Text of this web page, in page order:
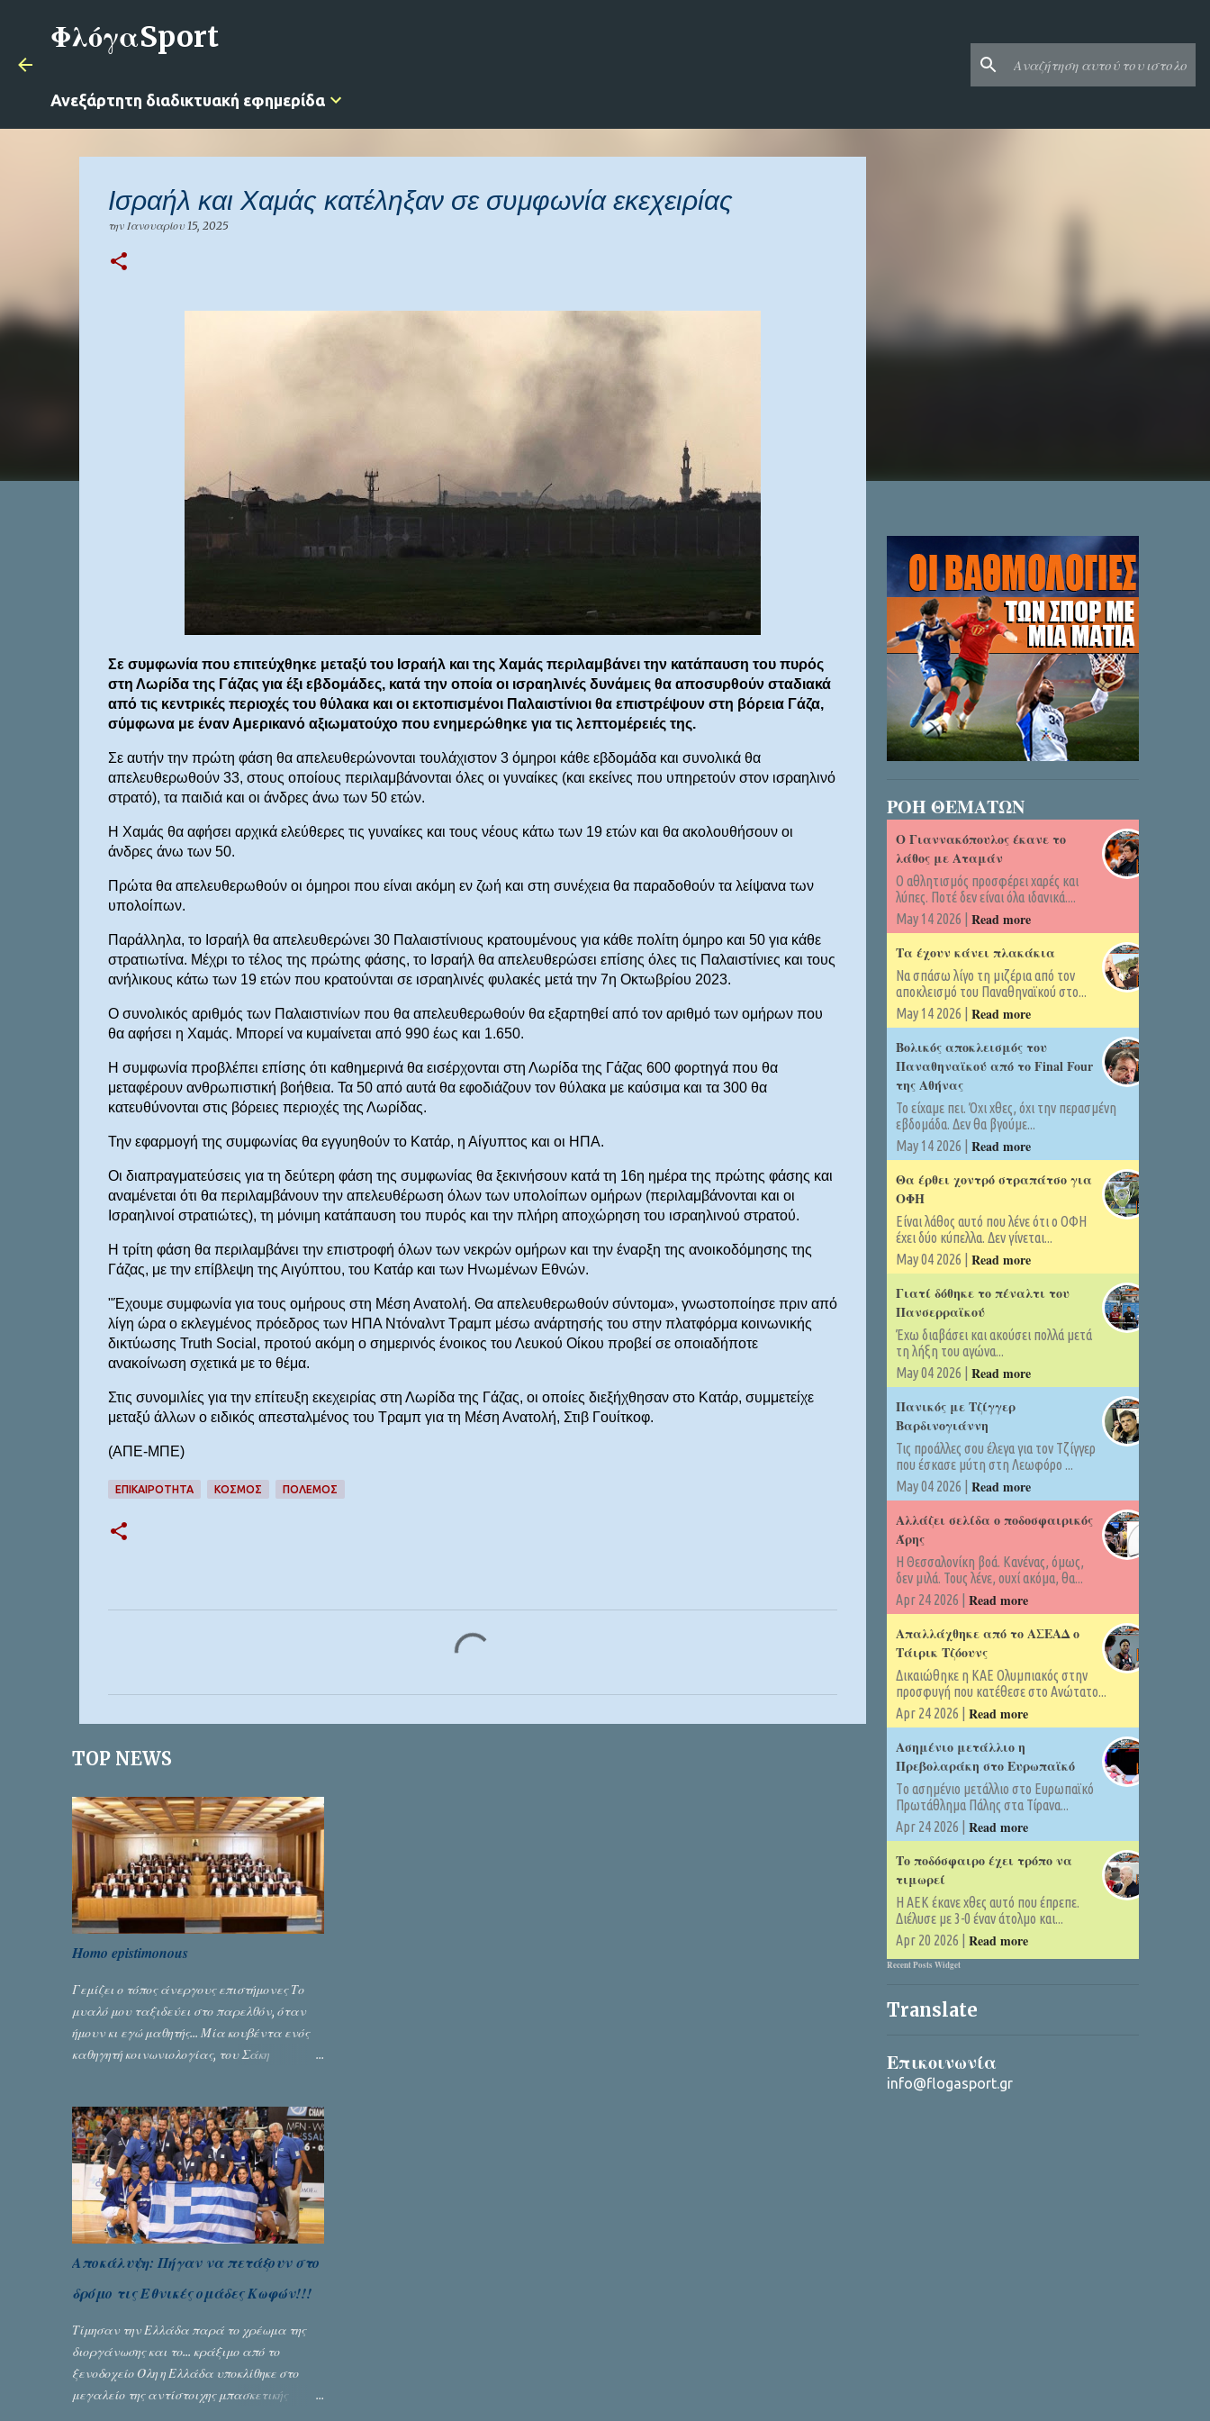
ΦλόγαSport
Ανεξάρτητη διαδικτυακή εφημερίδα
Ισραήλ και Χαμάς κατέληξαν σε συμφωνία εκεχειρίας
την Ιανουαρίου 15, 2025
Σε συμφωνία που επιτεύχθηκε μεταξύ του Ισραήλ και της Χαμάς περιλαμβάνει την κατάπαυση του πυρός
στη Λωρίδα της Γάζας για έξι εβδομάδες, κατά την οποία οι ισραηλινές δυνάμεις θα αποσυρθούν σταδιακά
από τις κεντρικές περιοχές του θύλακα και οι εκτοπισμένοι Παλαιστίνιοι θα επιστρέψουν στη βόρεια Γάζα,
σύμφωνα με έναν Αμερικανό αξιωματούχο που ενημερώθηκε για τις λεπτομέρειές της.
Σε αυτήν την πρώτη φάση θα απελευθερώνονται τουλάχιστον 3 όμηροι κάθε εβδομάδα και συνολικά θα
απελευθερωθούν 33, στους οποίους περιλαμβάνονται όλες οι γυναίκες (και εκείνες που υπηρετούν στον ισραηλινό
στρατό), τα παιδιά και οι άνδρες άνω των 50 ετών.
Η Χαμάς θα αφήσει αρχικά ελεύθερες τις γυναίκες και τους νέους κάτω των 19 ετών και θα ακολουθήσουν οι
άνδρες άνω των 50.
Πρώτα θα απελευθερωθούν οι όμηροι που είναι ακόμη εν ζωή και στη συνέχεια θα παραδοθούν τα λείψανα των
υπολοίπων.
Παράλληλα, το Ισραήλ θα απελευθερώνει 30 Παλαιστίνιους κρατουμένους για κάθε πολίτη όμηρο και 50 για κάθε
στρατιωτίνα. Μέχρι το τέλος της πρώτης φάσης, το Ισραήλ θα απελευθερώσει επίσης όλες τις Παλαιστίνιες και τους
ανήλικους κάτω των 19 ετών που κρατούνται σε ισραηλινές φυλακές μετά την 7η Οκτωβρίου 2023.
Ο συνολικός αριθμός των Παλαιστινίων που θα απελευθερωθούν θα εξαρτηθεί από τον αριθμό των ομήρων που
θα αφήσει η Χαμάς. Μπορεί να κυμαίνεται από 990 έως και 1.650.
Η συμφωνία προβλέπει επίσης ότι καθημερινά θα εισέρχονται στη Λωρίδα της Γάζας 600 φορτηγά που θα
μεταφέρουν ανθρωπιστική βοήθεια. Τα 50 από αυτά θα εφοδιάζουν τον θύλακα με καύσιμα και τα 300 θα
κατευθύνονται στις βόρειες περιοχές της Λωρίδας.
Την εφαρμογή της συμφωνίας θα εγγυηθούν το Κατάρ, η Αίγυπτος και οι ΗΠΑ.
Οι διαπραγματεύσεις για τη δεύτερη φάση της συμφωνίας θα ξεκινήσουν κατά τη 16η ημέρα της πρώτης φάσης και
αναμένεται ότι θα περιλαμβάνουν την απελευθέρωση όλων των υπολοίπων ομήρων (περιλαμβάνονται και οι
Ισραηλινοί στρατιώτες), τη μόνιμη κατάπαυση του πυρός και την πλήρη αποχώρηση του ισραηλινού στρατού.
Η τρίτη φάση θα περιλαμβάνει την επιστροφή όλων των νεκρών ομήρων και την έναρξη της ανοικοδόμησης της
Γάζας, με την επίβλεψη της Αιγύπτου, του Κατάρ και των Ηνωμένων Εθνών.
"Έχουμε συμφωνία για τους ομήρους στη Μέση Ανατολή. Θα απελευθερωθούν σύντομα», γνωστοποίησε πριν από
λίγη ώρα ο εκλεγμένος πρόεδρος των ΗΠΑ Ντόναλντ Τραμπ μέσω ανάρτησής του στην πλατφόρμα κοινωνικής
δικτύωσης Truth Social, προτού ακόμη ο σημερινός ένοικος του Λευκού Οίκου προβεί σε οποιαδήποτε
ανακοίνωση σχετικά με το θέμα.
Στις συνομιλίες για την επίτευξη εκεχειρίας στη Λωρίδα της Γάζας, οι οποίες διεξήχθησαν στο Κατάρ, συμμετείχε
μεταξύ άλλων ο ειδικός απεσταλμένος του Τραμπ για τη Μέση Ανατολή, Στιβ Γουίτκοφ.
(ΑΠΕ-ΜΠΕ)
ΕΠΙΚΑΙΡΟΤΗΤΑ ΚΟΣΜΟΣ ΠΟΛΕΜΟΣ
α
TOP NEWS
Homo epistimonous
Γεμίζει ο τόπος άνεργους επιστήμονες Το
μυαλό μου ταξιδεύει στο παρελθόν, όταν
ήμουν κι εγώ μαθητής... Μία κουβέντα ενός
καθηγητή κοινωνιολογίας, του Σάκη
Γράφει ο Σταύρος Αλευρογιάννης
Αποκάλυψη: Πήγαν να πετάξουν στο
δρόμο τις Εθνικές ομάδες Κωφών!!!
Τίμησαν την Ελλάδα παρά το χρέωμα της
διοργάνωσης και το... κράξιμο από το
ξενοδοχείο Όλη η Ελλάδα υποκλίθηκε στο
μεγαλείο της αντίστοιχης μπασκετικής
ΡΟΗ ΘΕΜΑΤΩΝ
Ο Γιαννακόπουλος έκανε το
λάθος με Αταμάν
Ο αθλητισμός προσφέρει χαρές και
λύπες. Ποτέ δεν είναι όλα ιδανικά....
May 14 2026 | Read more
Τα έχουν κάνει πλακάκια
Να σπάσω λίγο τη μιζέρια από τον
αποκλεισμό του Παναθηναϊκού στο...
May 14 2026 | Read more
Βολικός αποκλεισμός του
Παναθηναϊκού από το Final Four
της Αθήνας
Το είχαμε πει. Όχι χθες, όχι την περασμένη
εβδομάδα. Δεν θα βγούμε...
May 14 2026 | Read more
Θα έρθει χοντρό στραπάτσο για
ΟΦΗ
Είναι λάθος αυτό που λένε ότι ο ΟΦΗ
έχει δύο κύπελλα. Δεν γίνεται...
May 04 2026 | Read more
Γιατί δόθηκε το πέναλτι του
Πανσερραϊκού
Έχω διαβάσει και ακούσει πολλά μετά
τη λήξη του αγώνα...
May 04 2026 | Read more
Πανικός με Τζίγγερ
Βαρδινογιάννη
Τις προάλλες σου έλεγα για τον Τζίγγερ
που έσκασε μύτη στη Λεωφόρο ...
May 04 2026 | Read more
Αλλάζει σελίδα ο ποδοσφαιρικός
Άρης
Η Θεσσαλονίκη βοά. Κανένας, όμως,
δεν μιλά. Τους λένε, ουχί ακόμα, θα...
Apr 24 2026 | Read more
Απαλλάχθηκε από το ΑΣΕΑΔ ο
Τάιρικ Τζόουνς
Δικαιώθηκε η ΚΑΕ Ολυμπιακός στην
προσφυγή που κατέθεσε στο Ανώτατο...
Apr 24 2026 | Read more
Ασημένιο μετάλλιο η
Πρεβολαράκη στο Ευρωπαϊκό
Tο ασημένιο μετάλλιο στο Ευρωπαϊκό
Πρωτάθλημα Πάλης στα Τίρανα...
Apr 24 2026 | Read more
Το ποδόσφαιρο έχει τρόπο να
τιμωρεί
Η ΑΕΚ έκανε χθες αυτό που έπρεπε.
Διέλυσε με 3-0 έναν άτολμο και...
Apr 20 2026 | Read more
Recent Posts Widget
Translate
Επικοινωνία
info@flogasport.gr